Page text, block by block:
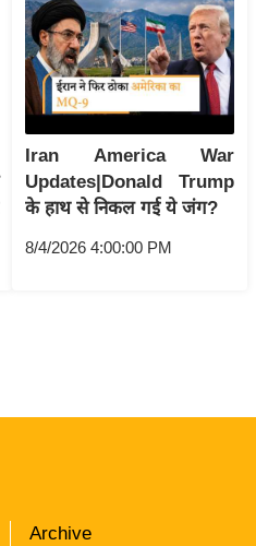
Iran America War
Updates|Donald Trump
के हाथ से निकल गई ये जंग?
8/4/2026 4:00:00 PM
Archive